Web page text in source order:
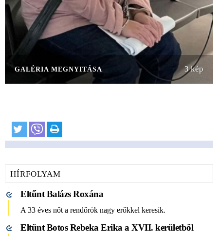
3 kép
GALÉRIA MEGNYITÁSA
HÍRFOLYAM
Eltűnt Balázs Roxána
A 33 éves nőt a rendőrök nagy erőkkel keresik.
Eltűnt Botos Rebeka Erika a XVII. kerületből